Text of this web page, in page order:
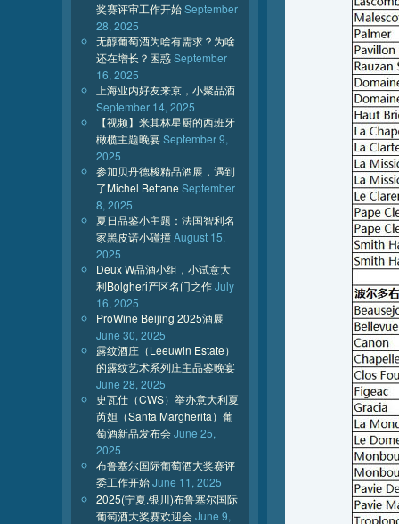
奖赛评审工作开始September
28, 2025
无醇葡萄酒为啥有需求？为啥
还在增长？困惑September
16, 2025
上海业内好友来京，小聚品酒
September 14, 2025
【视频】米其林星厨的西班牙
橄榄主题晚宴September 9,
2025
参加贝丹德梭精品酒展，遇到
了Michel Bettane September
8, 2025
夏日品鉴小主题：法国智利名
家黑皮诺小碰撞August 15,
2025
Deux W品酒小组，小试意大
利Bolgheri产区名门之作July
16, 2025
ProWine Beijing 2025酒展
June 30, 2025
露纹酒庄（Leeuwin Estate）
的露纹艺术系列庄主品鉴晚宴
June 28, 2025
史瓦仕（CWS）举办意大利夏
芮妲（Santa Margherita）葡
萄酒新品发布会June 25,
2025
布鲁塞尔国际葡萄酒大奖赛评
委工作开始June 11, 2025
2025(宁夏.银川)布鲁塞尔国际
葡萄酒大奖赛欢迎会June 9,